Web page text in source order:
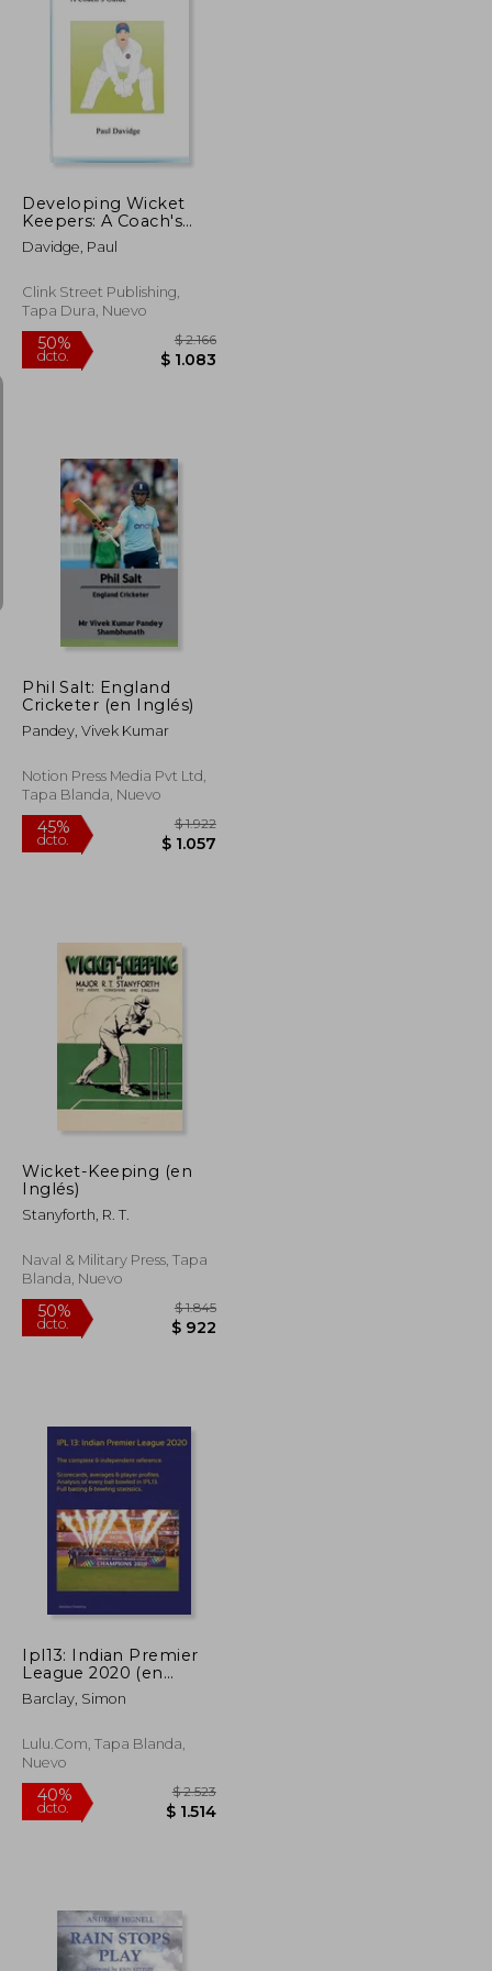
dcto.
$ 741
Developing Wicket
Keepers: A Coach's
Guide (en Inglés)
Davidge, Paul
Clink Street Publishing,
Tapa Dura, Nuevo
$ 2.327
Phil Salt: England
Cricketer (en Inglés)
Pandey, Vivek Kumar
Notion Press Media Pvt Ltd,
Tapa Blanda, Nuevo
45%
$ 2.247
$ 1.123
Wicket-Keeping (en
Inglés)
Stanyforth, R. T.
Naval & Military Press, Tapa
Blanda, Nuevo
50%
Ipl13: Indian Premier
League 2020 (en
Inglés)
Barclay, Simon
Lulu.com, Tapa Blanda,
Nuevo